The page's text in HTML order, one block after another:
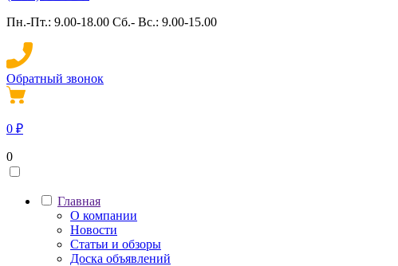
Пн.-Пт.: 9.00-18.00 Сб.- Вс.: 9.00-15.00
Обратный звонок
0 ₽
0
Главная
О компании
Новости
Статьи и обзоры
Доска объявлений